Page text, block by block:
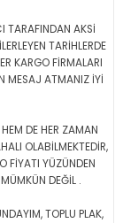
TARAFINDAN AKSİ
TARİHLERDE
KARGO FİRMALARI
MESAJ ATMANIZ İYİ
DE HER ZAMAN
OLABİLMEKTEDİR,
FİYATI YÜZÜNDEN
DEĞİL .
TOPLU PLAK,